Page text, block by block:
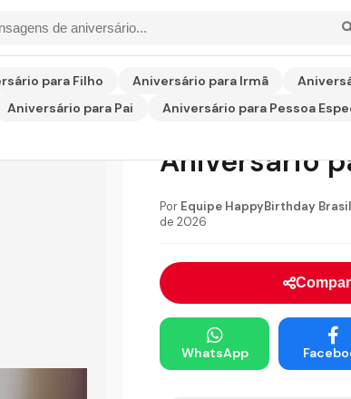
para Filho Aniversário para Irmã
Aniversário para Pai Aniversário para Pessoa
Homenagem
Aniversário
Por Equipe HappyBirthday Brasil
de 2026
WhatsApp